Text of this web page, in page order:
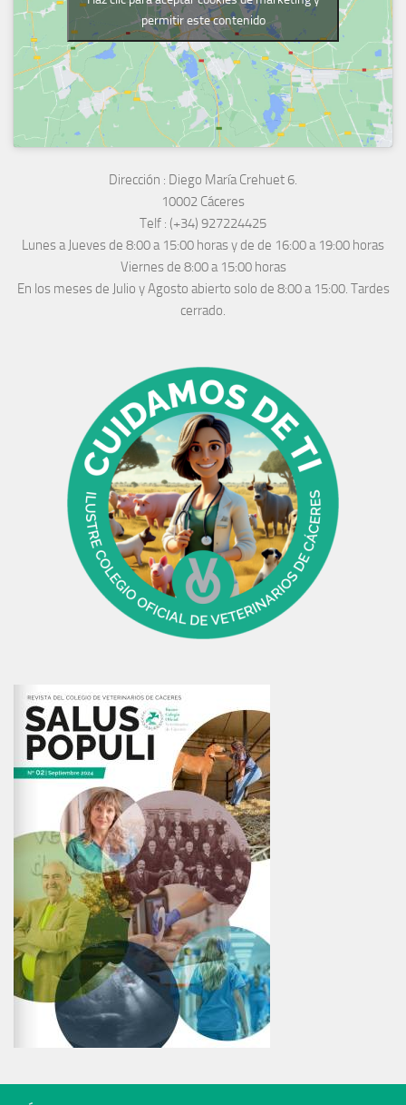
permitir este contenido
Dirección : Diego María Crehuet 6.
10002 Cáceres
Telf : (+34) 927224425
Lunes a Jueves de 8:00 a 15:00 horas y de de 16:00 a 19:00 horas
Viernes de 8:00 a 15:00 horas
En los meses de Julio y Agosto abierto solo de 8:00 a 15:00. Tardes
cerrado.